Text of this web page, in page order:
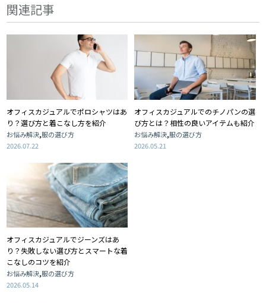
関連記事
オフィスカジュアルでポロシャツはあ
り？選び方と着こなし方を紹介
お悩み解決,服の選び方
2026.07.22
オフィスカジュアルでのチノパンの選
び方とは？相性の良いアイテムも紹介
お悩み解決,服の選び方
2026.05.21
オフィスカジュアルでジーンズはあ
り？失敗しない選び方とスマートな着
こなしのコツを紹介
お悩み解決,服の選び方
2026.05.14